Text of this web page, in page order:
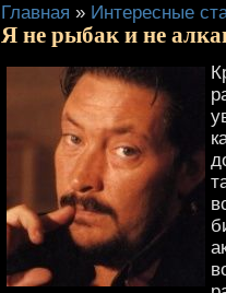
Главная » Интересные
Я не рыбак и не